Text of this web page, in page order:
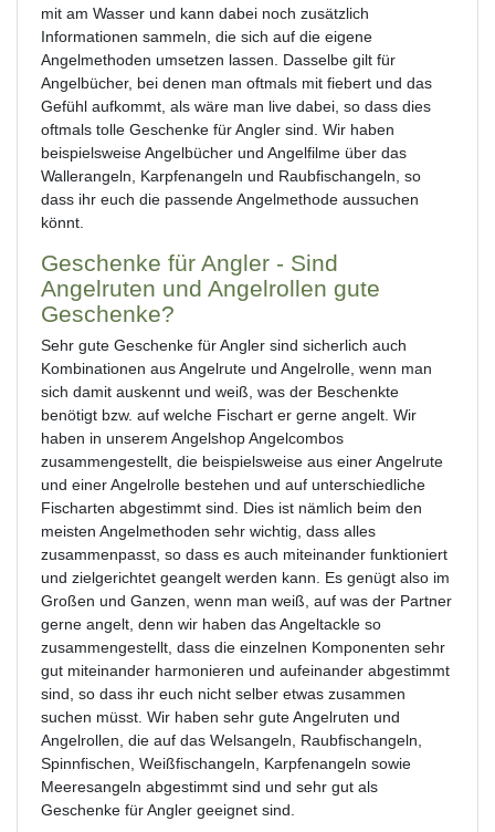
mit am Wasser und kann dabei noch zusätzlich
Informationen sammeln, die sich auf die eigene
Angelmethoden umsetzen lassen. Dasselbe gilt für
Angelbücher, bei denen man oftmals mit fiebert und das
Gefühl aufkommt, als wäre man live dabei, so dass dies
oftmals tolle Geschenke für Angler sind. Wir haben
beispielsweise Angelbücher und Angelfilme über das
Wallerangeln, Karpfenangeln und Raubfischangeln, so
dass ihr euch die passende Angelmethode aussuchen
könnt.
Geschenke für Angler - Sind
Angelruten und Angelrollen gute
Geschenke?
Sehr gute Geschenke für Angler sind sicherlich auch
Kombinationen aus Angelrute und Angelrolle, wenn man
sich damit auskennt und weiß, was der Beschenkte
benötigt bzw. auf welche Fischart er gerne angelt. Wir
haben in unserem Angelshop Angelcombos
zusammengestellt, die beispielsweise aus einer Angelrute
und einer Angelrolle bestehen und auf unterschiedliche
Fischarten abgestimmt sind. Dies ist nämlich beim den
meisten Angelmethoden sehr wichtig, dass alles
zusammenpasst, so dass es auch miteinander funktioniert
und zielgerichtet geangelt werden kann. Es genügt also im
Großen und Ganzen, wenn man weiß, auf was der Partner
gerne angelt, denn wir haben das Angeltackle so
zusammengestellt, dass die einzelnen Komponenten sehr
gut miteinander harmonieren und aufeinander abgestimmt
sind, so dass ihr euch nicht selber etwas zusammen
suchen müsst. Wir haben sehr gute Angelruten und
Angelrollen, die auf das Welsangeln, Raubfischangeln,
Spinnfischen, Weißfischangeln, Karpfenangeln sowie
Meeresangeln abgestimmt sind und sehr gut als
Geschenke für Angler geeignet sind.